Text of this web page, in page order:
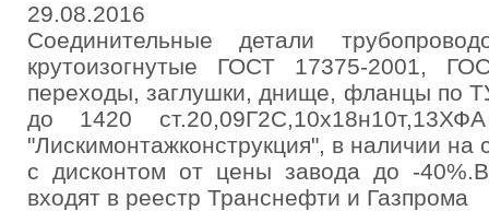
29.08.2016
Соединительные детали
крутоизогнутые ГОСТ 17375-2001,
переходы, заглушки, днище, фланцы по
до 1420
"Лискимонтажконструкция", в наличии
с дисконтом от цены завода до -
входят в реестр Транснефти и Газпрома